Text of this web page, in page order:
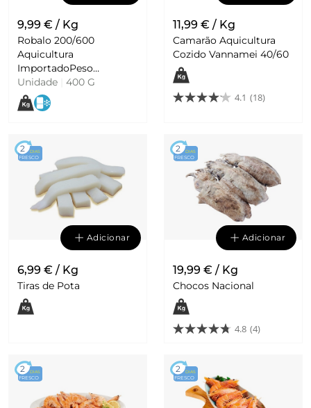
9,99 € / Kg
Robalo 200/600
Aquicultura
ImportadoPeso
Aproximado por
Unidade 400 G
11,99 € / Kg
Camarão Aquicultura
Cozido Vannamei 40/60
4.1 (18)
2 DIAS
FRESCO
Adicionar
6,99 € / Kg
Tiras de Pota
2 DIAS
FRESCO
Adicionar
19,99 € / Kg
Chocos Nacional
4.8 (4)
2 DIAS
FRESCO
2 DIAS
FRESCO